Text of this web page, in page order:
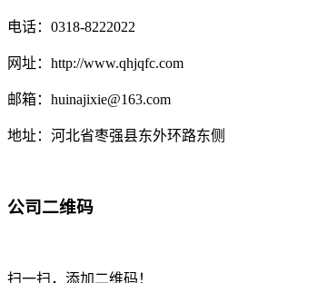
电话：0318-8222022
网址：http://www.qhjqfc.com
邮箱：huinajixie@163.com
地址：河北省枣强县东外环路东侧
公司二维码
扫一扫，添加二维码！